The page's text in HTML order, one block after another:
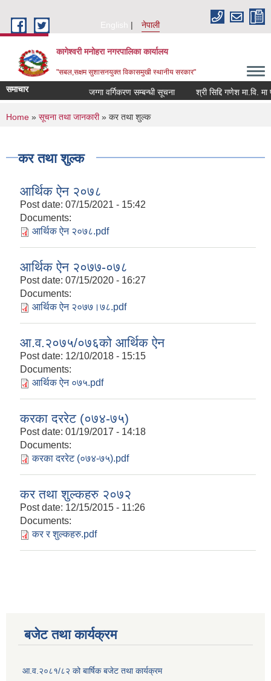
English
नेपाली
कागेश्वरी मनोहरा नगरपालिका कार्यालय
"सबल,सक्षम सुशासनयुक्त विकासमुखी स्थानीय सरकार"
समाचार जग्गा वर्गिकरण सम्बन्धी सूचना श्री सिद्दि गणेश मा.वि. मा
You are here
Home » सूचना तथा जानकारी» कर तथा शुल्क
कर तथा शुल्क
आर्थिक ऐन २०७८
Post date: 07/15/2021 - 15:42
Documents:
आर्थिक ऐन २०७८.pdf
आर्थिक ऐन २०७७-०७८
Post date: 07/15/2020 - 16:27
Documents:
आर्थिक ऐन २०७७।७८.pdf
आ.व.२०७५/०७६को आर्थिक ऐन
Post date: 12/10/2018 - 15:15
Documents:
आर्थिक ऐन ०७५.pdf
करका दररेट (०७४-७५)
Post date: 01/19/2017 - 14:18
Documents:
करका दररेट (०७४-७५).pdf
कर तथा शुल्कहरु २०७२
Post date: 12/15/2015 - 11:26
Documents:
कर र शुल्कहरु.pdf
बजेट तथा कार्यक्रम
आ.व.२०८१/८२ को बार्षिक बजेट तथा कार्यक्रम